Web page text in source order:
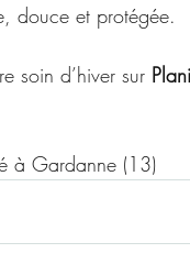
douce et protégée.
soin d’hiver sur
à Gardanne (13)